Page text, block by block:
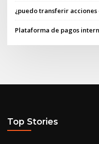
¿puedo transferir
Plataforma de pagos
Top Stories